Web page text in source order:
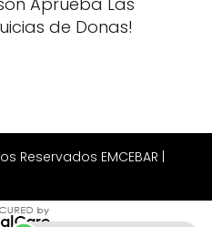
de Donas!
Reservados EMCEBAR |